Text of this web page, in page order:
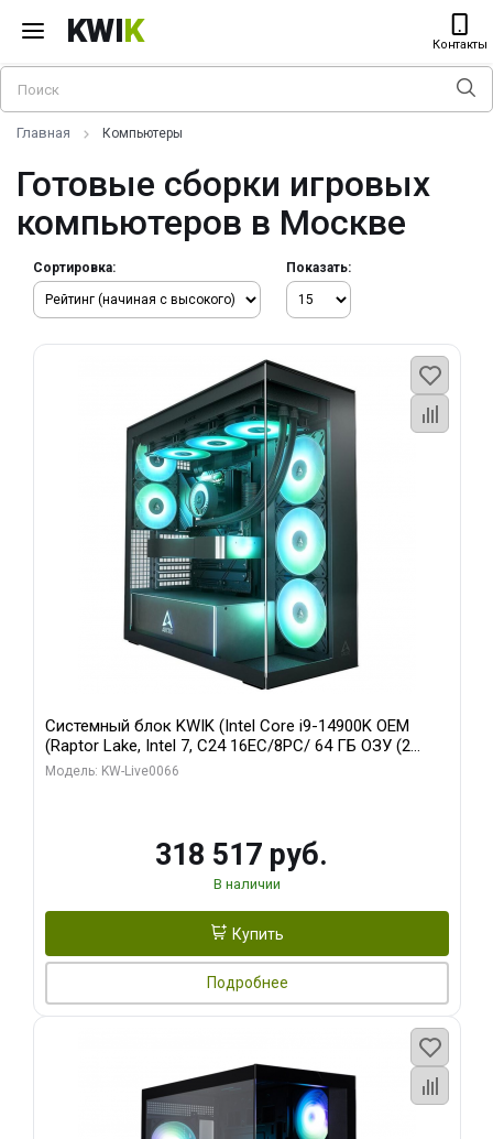
KWIK Контакты
Главная Компьютеры
Готовые сборки игровых
компьютеров в Москве
Сортировка: Показать:
Системный блок KWIK (Intel Core i9-14900K OEM
(Raptor Lake, Intel 7, C24 16EC/8PC/ 64 ГБ ОЗУ (2
модуля)/ Gigabyte RTX5080 XTREME WATERFORCE
Модель: KW-Live0066
318 517 руб.
В наличии
Купить
Подробнее